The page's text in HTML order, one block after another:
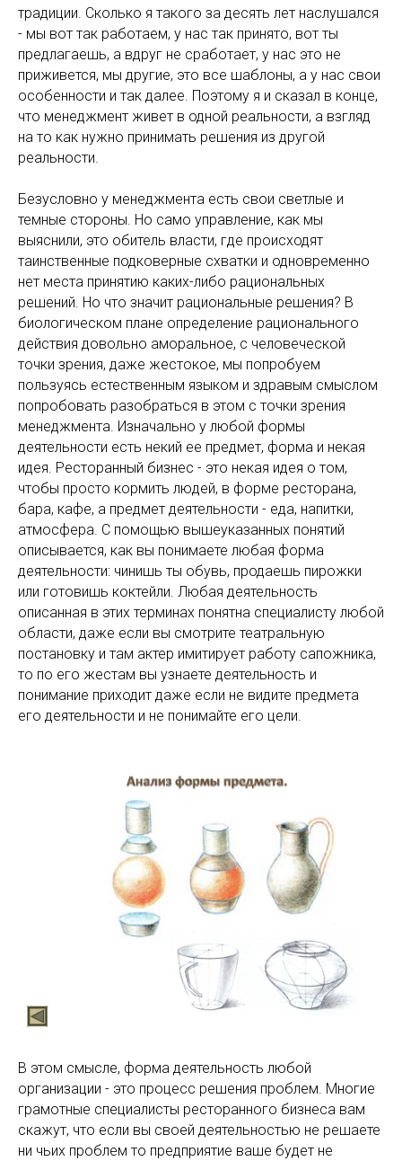
традиции. Сколько я такого за десять лет наслушался
- мы вот так работаем, у нас так принято, вот ты
предлагаешь, а вдруг не сработает, у нас это не
приживется, мы другие, это все шаблоны, а у нас свои
особенности и так далее. Поэтому я и сказал в конце,
что менеджмент живет в одной реальности, а взгляд
на то как нужно принимать решения из другой
реальности.
Безусловно у менеджмента есть свои светлые и
темные стороны. Но само управление, как мы
выяснили, это обитель власти, где происходят
таинственные подковерные схватки и одновременно
нет места принятию каких-либо рациональных
решений. Но что значит рациональные решения? В
биологическом плане определение рационального
действия довольно аморальное, с человеческой
точки зрения, даже жестокое, мы попробуем
пользуясь естественным языком и здравым смыслом
попробовать разобраться в этом с точки зрения
менеджмента. Изначально у любой формы
деятельности есть некий ее предмет, форма и некая
идея. Ресторанный бизнес - это некая идея о том,
чтобы просто кормить людей, в форме ресторана,
бара, кафе, а предмет деятельности - еда, напитки,
атмосфера. С помощью вышеуказанных понятий
описывается, как вы понимаете любая форма
деятельности: чинишь ты обувь, продаешь пирожки
или готовишь коктейли. Любая деятельность
описанная в этих терминах понятна специалисту любой
области, даже если вы смотрите театральную
постановку и там актер имитирует работу сапожника,
то по его жестам вы узнаете деятельность и
понимание приходит даже если не видите предмета
его деятельности и не понимайте его цели.
В этом смысле, форма деятельность любой
организации - это процесс решения проблем. Многие
грамотные специалисты ресторанного бизнеса вам
скажут, что если вы своей деятельностью не решаете
ни чьих проблем то предприятие ваше будет не